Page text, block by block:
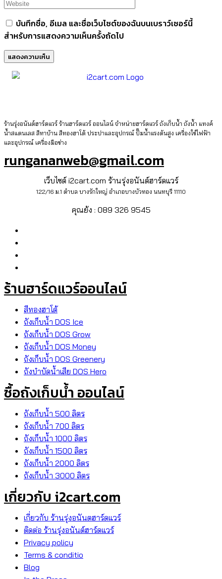
บันทึกชื่อ, อีเมล และชื่อเว็บไซต์ของฉันบนเบราว์เซอร์นี้
สำหรับการแสดงความเห็นครั้งถัดไป
ร้านรุ่งอนันต์ฮาร์ดแวร์ ร้านฮาร์ดแวร์ ออนไลน์ จำหน่ายฮาร์ดแวร์ ถังเก็บน้ำ ถังน้ำ แทงค์
น้ำสแตนเลส สีทาบ้าน สีทองฮาโต้ ประปาและอุปกรณ์ ปั๊มน้ำแรงดันสูง เครื่องใช้ไฟฟ้า
และอุปกรณ์ เครื่องมือช่าง
rungananweb@gmail.com
เว็บไซต์ i2cart.com ร้านรุ่งอนันต์ฮาร์ดแวร์
122/16 ม.1 ตำบล บางรักใหญ่ อำเภอบางบัวทอง นนทบุรี 11110
คุณย้ง : 089 326 9545
ร้านฮาร์ดแวร์ออนไลน์
สีทองฮาโต้
ถังเก็บน้ำ DOS Ice
ถังเก็บน้ำ DOS Grow
ถังเก็บน้ำ DOS Money
ถังเก็บน้ำ DOS Greenery
ถังบำบัดน้ำเสีย DOS Hero
ซื้อถังเก็บน้ำ ออนไลน์
ถังเก็บน้ำ 500 ลิตร
ถังเก็บน้ำ 700 ลิตร
ถังเก็บน้ำ 1000 ลิตร
ถังเก็บน้ำ 1500 ลิตร
ถังเก็บน้ำ 2000 ลิตร
ถังเก็บน้ำ 3000 ลิตร
เกี่ยวกับ i2cart.com
เกี่ยวกับ ร้านรุ่งอนันตฮาร์ดแวร์
ติดต่อ ร้านรุ่งอนันต์ฮาร์ดแวร์
Privacy policy
Terms & conditio
Blog